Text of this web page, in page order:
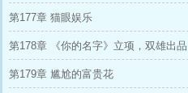
第177章 猫眼娱乐
第178章 《你的名字》立项，双雄出品
第179章 尴尬的富贵花